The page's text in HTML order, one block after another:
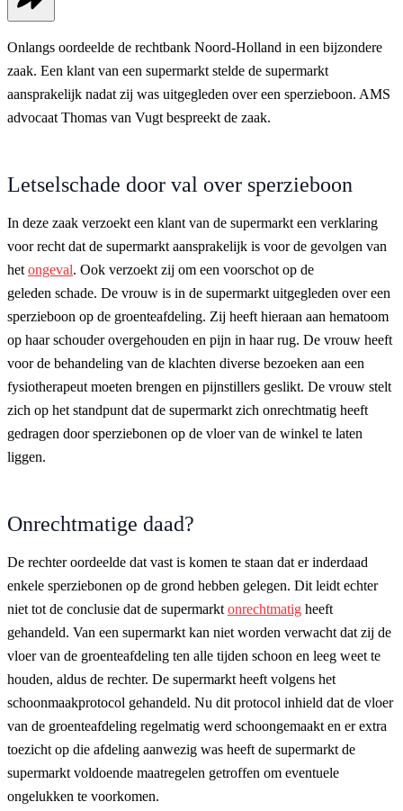
Onlangs oordeelde de rechtbank Noord-Holland in een bijzondere
zaak. Een klant van een supermarkt stelde de supermarkt
aansprakelijk nadat zij was uitgegleden over een sperzieboon. AMS
advocaat Thomas van Vugt bespreekt de zaak.
Letselschade door val over sperzieboon
In deze zaak verzoekt een klant van de supermarkt een verklaring
voor recht dat de supermarkt aansprakelijk is voor de gevolgen van
het ongeval. Ook verzoekt zij om een voorschot op de
geleden schade. De vrouw is in de supermarkt uitgegleden over een
sperzieboon op de groenteafdeling. Zij heeft hieraan aan hematoom
op haar schouder overgehouden en pijn in haar rug. De vrouw heeft
voor de behandeling van de klachten diverse bezoeken aan een
fysiotherapeut moeten brengen en pijnstillers geslikt. De vrouw stelt
zich op het standpunt dat de supermarkt zich onrechtmatig heeft
gedragen door sperziebonen op de vloer van de winkel te laten
liggen.
Onrechtmatige daad?
De rechter oordeelde dat vast is komen te staan dat er inderdaad
enkele sperziebonen op de grond hebben gelegen. Dit leidt echter
niet tot de conclusie dat de supermarkt onrechtmatig heeft
gehandeld. Van een supermarkt kan niet worden verwacht dat zij de
vloer van de groenteafdeling ten alle tijden schoon en leeg weet te
houden, aldus de rechter. De supermarkt heeft volgens het
schoonmaakprotocol gehandeld. Nu dit protocol inhield dat de vloer
van de groenteafdeling regelmatig werd schoongemaakt en er extra
toezicht op die afdeling aanwezig was heeft de supermarkt de
supermarkt voldoende maatregelen getroffen om eventuele
ongelukken te voorkomen.